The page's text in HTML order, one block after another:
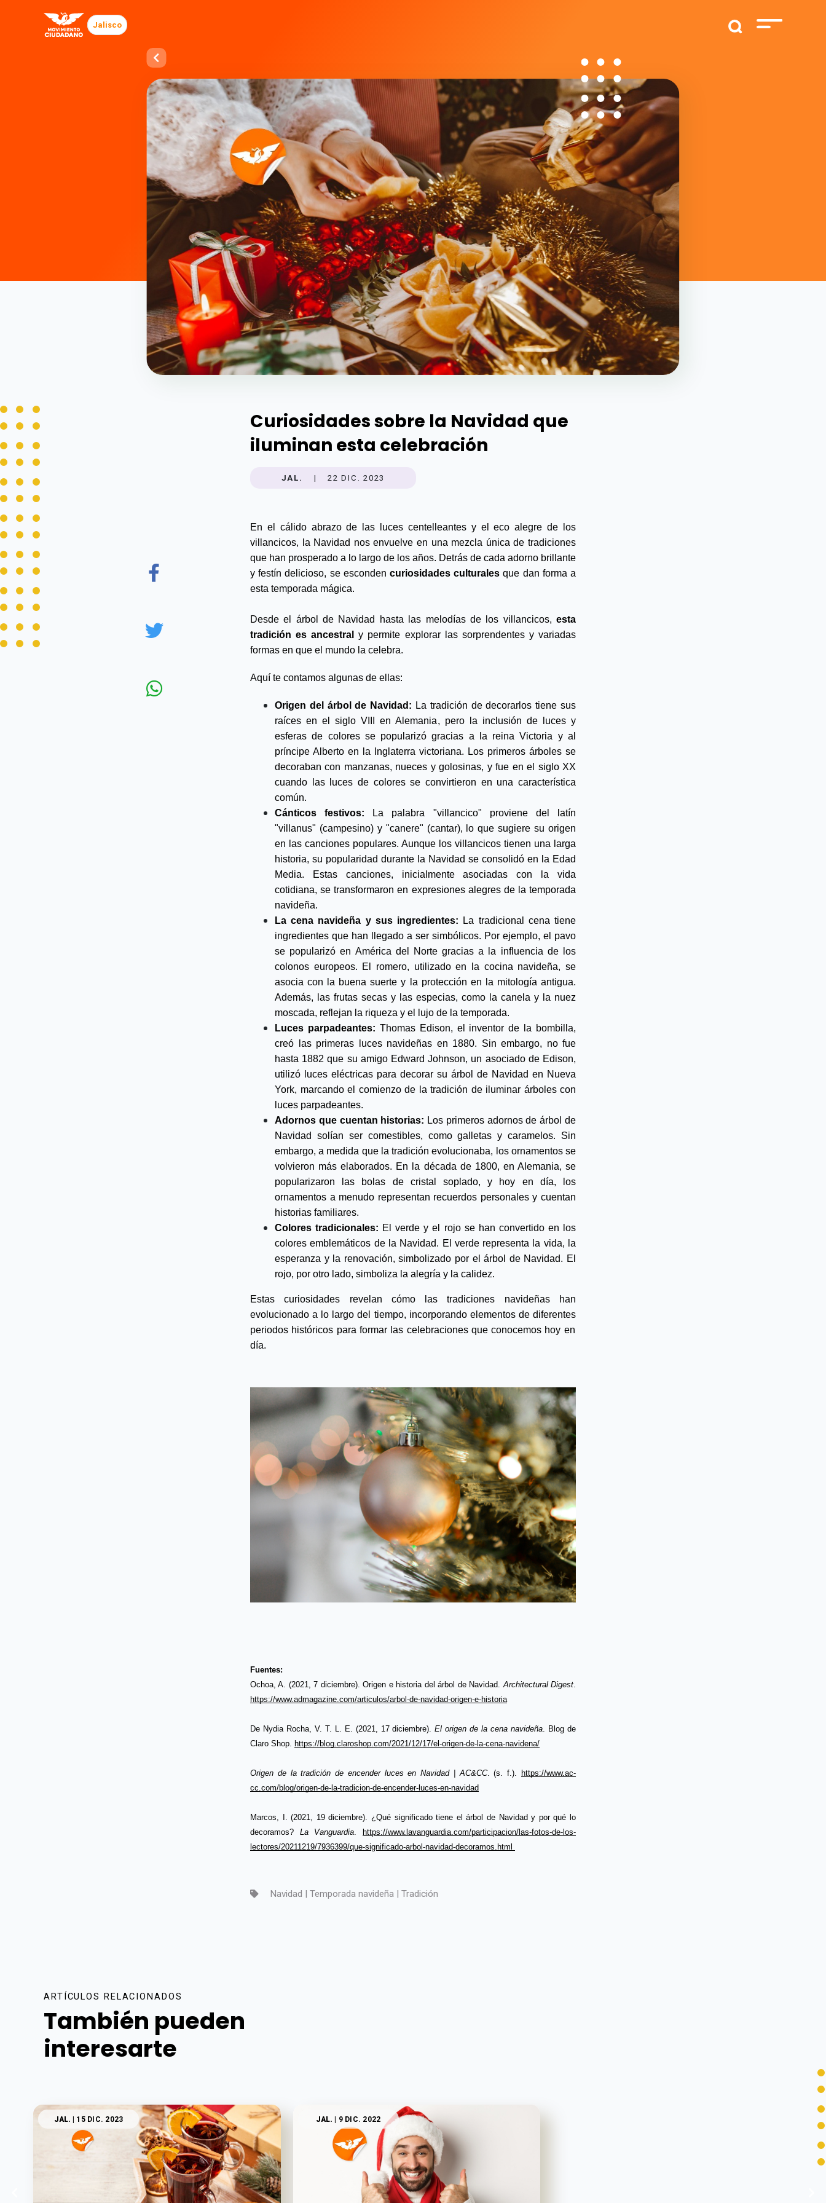
Jalisco
Curiosidades sobre la Navidad que
iluminan esta celebración
JAL. | 22 DIC. 2023
En el cálido abrazo de las luces centelleantes y el eco alegre de los
villancicos, la Navidad nos envuelve en una mezcla única de tradiciones
que han prosperado a lo largo de los años. Detrás de cada adorno brillante
y festín delicioso, se esconden curiosidades culturales que dan forma a
esta temporada mágica.
Desde el árbol de Navidad hasta las melodías de los villancicos, esta
tradición es ancestral y permite explorar las sorprendentes y variadas
formas en que el mundo la celebra.
Aquí te contamos algunas de ellas:
Origen del árbol de Navidad: La tradición de decorarlos tiene sus
raíces en el siglo VIII en Alemania, pero la inclusión de luces y
esferas de colores se popularizó gracias a la reina Victoria y al
príncipe Alberto en la Inglaterra victoriana. Los primeros árboles se
decoraban con manzanas, nueces y golosinas, y fue en el siglo XX
cuando las luces de colores se convirtieron en una característica
común.
Cánticos festivos: La palabra "villancico" proviene del latín
"villanus" (campesino) y "canere" (cantar), lo que sugiere su origen
en las canciones populares. Aunque los villancicos tienen una larga
historia, su popularidad durante la Navidad se consolidó en la Edad
Media. Estas canciones, inicialmente asociadas con la vida
cotidiana, se transformaron en expresiones alegres de la temporada
navideña.
La cena navideña y sus ingredientes: La tradicional cena tiene
ingredientes que han llegado a ser simbólicos. Por ejemplo, el pavo
se popularizó en América del Norte gracias a la influencia de los
colonos europeos. El romero, utilizado en la cocina navideña, se
asocia con la buena suerte y la protección en la mitología antigua.
Además, las frutas secas y las especias, como la canela y la nuez
moscada, reflejan la riqueza y el lujo de la temporada.
Luces parpadeantes: Thomas Edison, el inventor de la bombilla,
creó las primeras luces navideñas en 1880. Sin embargo, no fue
hasta 1882 que su amigo Edward Johnson, un asociado de Edison,
utilizó luces eléctricas para decorar su árbol de Navidad en Nueva
York, marcando el comienzo de la tradición de iluminar árboles con
luces parpadeantes.
Adornos que cuentan historias: Los primeros adornos de árbol de
Navidad solían ser comestibles, como galletas y caramelos. Sin
embargo, a medida que la tradición evolucionaba, los ornamentos se
volvieron más elaborados. En la década de 1800, en Alemania, se
popularizaron las bolas de cristal soplado, y hoy en día, los
ornamentos a menudo representan recuerdos personales y cuentan
historias familiares.
Colores tradicionales: El verde y el rojo se han convertido en los
colores emblemáticos de la Navidad. El verde representa la vida, la
esperanza y la renovación, simbolizado por el árbol de Navidad. El
rojo, por otro lado, simboliza la alegría y la calidez.
Estas curiosidades revelan cómo las tradiciones navideñas han
evolucionado a lo largo del tiempo, incorporando elementos de diferentes
periodos históricos para formar las celebraciones que conocemos hoy en
día.
Fuentes:
Ochoa, A. (2021, 7 diciembre). Origen e historia del árbol de Navidad. Architectural Digest
https://www.admagazine.com/articulos/arbol-de-navidad-origen-e-historia
De Nydia Rocha, V. T. L. E. (2021, 17 diciembre). El origen de la cena navideña . Blog de
Claro Shop.
https://blog.claroshop.com/2021/12/17/el-origen-de-la-cena-navidena/
Origen de la tradición de encender luces en Navidad | AC&CC. (s. f.).
https://www.ac-
cc.com/blog/origen-de-la-tradicion-de-encender-luces-en-navidad
Marcos, I. (2021, 19 diciembre). ¿Qué significado tiene el árbol de Navidad y por qué lo
decoramos? La Vanguardia
https://www.lavanguardia.com/participacion/las-fotos-de-los-
lectores/20211219/7936399/que-significado-arbol-navidad-decoramos.html
Navidad | Temporada navideña | Tradición
ARTÍCULOS RELACIONADOS
También pueden
interesarte
JAL. | 15 DIC. 2023 JAL. | 9 DIC. 2022